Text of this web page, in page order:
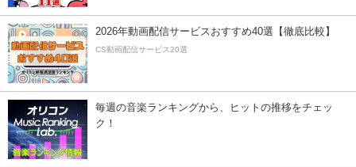
2026年動画配信サービスおすすめ40選【徹底比較】
CS動画配信サービス20選
毎週の音楽ランキングから、ヒットの推移をチェッ
ク！